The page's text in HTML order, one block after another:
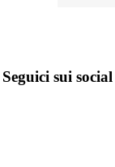
Seguici sui social